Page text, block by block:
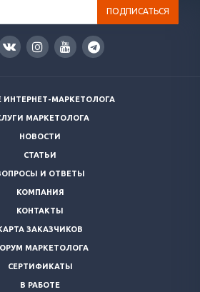
ИНТЕРНЕТ-МАРКЕТОЛОГА
МАРКЕТОЛОГА
НОВОСТИ
СТАТЬИ
И ОТВЕТЫ
КОМПАНИЯ
КОНТАКТЫ
ЗАКАЗЧИКОВ
МАРКЕТОЛОГА
СЕРТИФИКАТЫ
В РАБОТЕ